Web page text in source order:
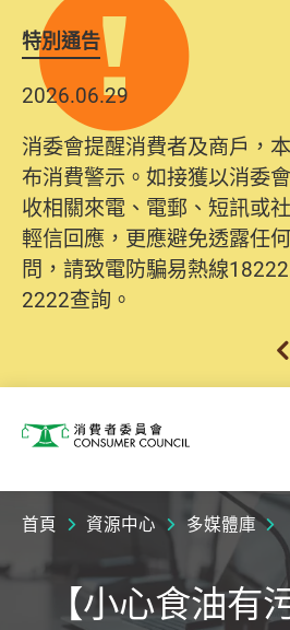
特別通告
2026.06.29
消委會提醒消費者及商戶，
布消費警示。如接獲以消委
收相關來電、電郵、短訊或
輕信回應，更應避免透露任
問，請致電防騙易熱線
2222查詢。
消費者委員會
首頁 資源中心 多媒體庫
【小心食油有